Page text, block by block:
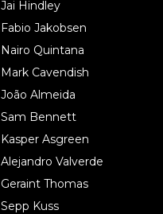
Jai Hindley
Fabio Jakobsen
Nairo Quintana
Mark Cavendish
João Almeida
Sam Bennett
Kasper Asgreen
Alejandro Valverde
Geraint Thomas
Sepp Kuss